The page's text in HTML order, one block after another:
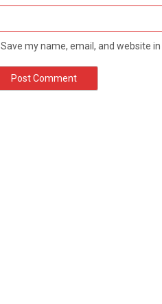
Save my name, email, and website